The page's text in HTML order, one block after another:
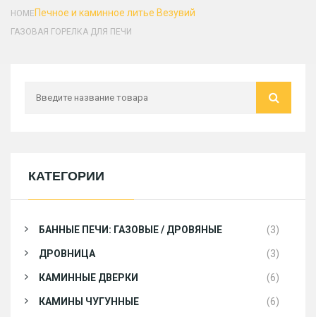
HOME Печное и каминное литье Везувий
ГАЗОВАЯ ГОРЕЛКА ДЛЯ ПЕЧИ
КАТЕГОРИИ
БАННЫЕ ПЕЧИ: ГАЗОВЫЕ / ДРОВЯНЫЕ (3)
ДРОВНИЦА (3)
КАМИННЫЕ ДВЕРКИ (6)
КАМИНЫ ЧУГУННЫЕ (6)